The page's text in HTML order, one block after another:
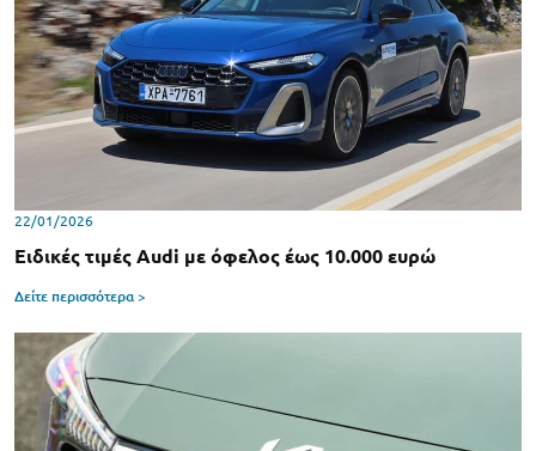
22/01/2026
Ειδικές τιμές Audi με όφελος έως 10.000 ευρώ
Δείτε περισσότερα >